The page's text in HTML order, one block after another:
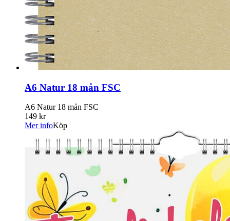
A6 Natur 18 mån FSC
A6 Natur 18 mån FSC
149 kr
Mer infoKöp